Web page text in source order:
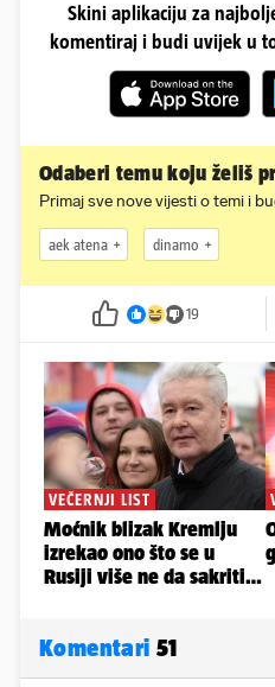
Skini aplikaciju za
komentiraj i budi uvijek u
Odaberi temu koju želiš
Primaj sve nove vijesti o temi i
aek atena dinamo
19
Komentari 51